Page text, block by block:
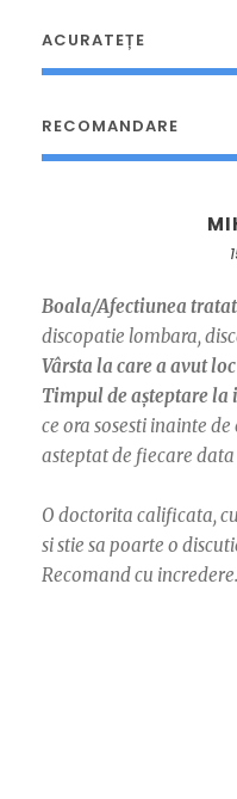
ACURATEȚE
RECOMANDARE
Boala/Afectiunea
discopatie lombara,
Vârsta la care a avut
Timpul de așteptare la
ce ora sosesti inainte
asteptat de fiecare
O doctorita calificata,
si stie sa poarte o
Recomand cu incredere.